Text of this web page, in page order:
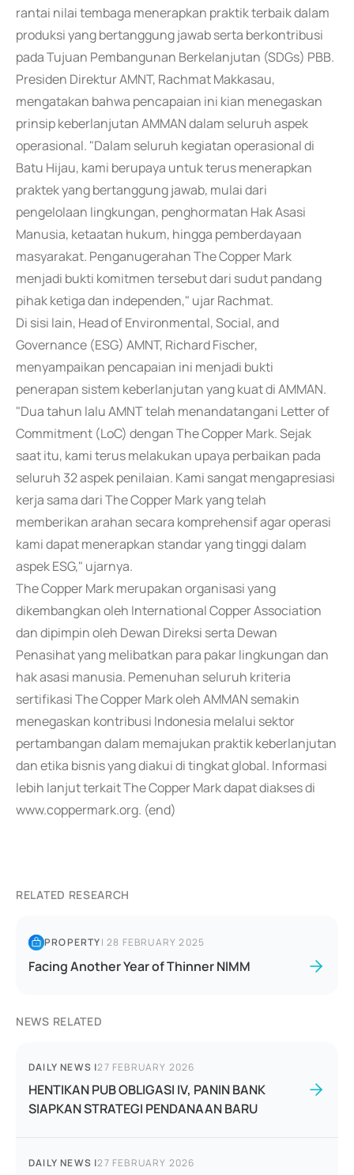
rantai nilai tembaga menerapkan praktik terbaik dalam
produksi yang bertanggung jawab serta berkontribusi
pada Tujuan Pembangunan Berkelanjutan (SDGs) PBB.
Presiden Direktur AMNT, Rachmat Makkasau,
mengatakan bahwa pencapaian ini kian menegaskan
prinsip keberlanjutan AMMAN dalam seluruh aspek
operasional. "Dalam seluruh kegiatan operasional di
Batu Hijau, kami berupaya untuk terus menerapkan
praktek yang bertanggung jawab, mulai dari
pengelolaan lingkungan, penghormatan Hak Asasi
Manusia, ketaatan hukum, hingga pemberdayaan
masyarakat. Penganugerahan The Copper Mark
menjadi bukti komitmen tersebut dari sudut pandang
pihak ketiga dan independen," ujar Rachmat.
Di sisi lain, Head of Environmental, Social, and
Governance (ESG) AMNT, Richard Fischer,
menyampaikan pencapaian ini menjadi bukti
penerapan sistem keberlanjutan yang kuat di AMMAN.
"Dua tahun lalu AMNT telah menandatangani Letter of
Commitment (LoC) dengan The Copper Mark. Sejak
saat itu, kami terus melakukan upaya perbaikan pada
seluruh 32 aspek penilaian. Kami sangat mengapresiasi
kerja sama dari The Copper Mark yang telah
memberikan arahan secara komprehensif agar operasi
kami dapat menerapkan standar yang tinggi dalam
aspek ESG," ujarnya.
The Copper Mark merupakan organisasi yang
dikembangkan oleh International Copper Association
dan dipimpin oleh Dewan Direksi serta Dewan
Penasihat yang melibatkan para pakar lingkungan dan
hak asasi manusia. Pemenuhan seluruh kriteria
sertifikasi The Copper Mark oleh AMMAN semakin
menegaskan kontribusi Indonesia melalui sektor
pertambangan dalam memajukan praktik keberlanjutan
dan etika bisnis yang diakui di tingkat global. Informasi
lebih lanjut terkait The Copper Mark dapat diakses di
www.coppermark.org. (end)
RELATED RESEARCH
PROPERTY|28 FEBRUARY 2025
Facing Another Year of Thinner NIMM
NEWS RELATED
DAILY NEWS |27 FEBRUARY 2026
HENTIKAN PUB OBLIGASI IV, PANIN BANK
SIAPKAN STRATEGI PENDANAAN BARU
DAILY NEWS |27 FEBRUARY 2026